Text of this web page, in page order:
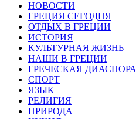
НОВОСТИ
ГРЕЦИЯ СЕГОДНЯ
ОТДЫХ В ГРЕЦИИ
ИСТОРИЯ
КУЛЬТУРНАЯ ЖИЗНЬ
НАШИ В ГРЕЦИИ
ГРЕЧЕСКАЯ ДИАСПОРА
СПОРТ
ЯЗЫК
РЕЛИГИЯ
ПРИРОДА